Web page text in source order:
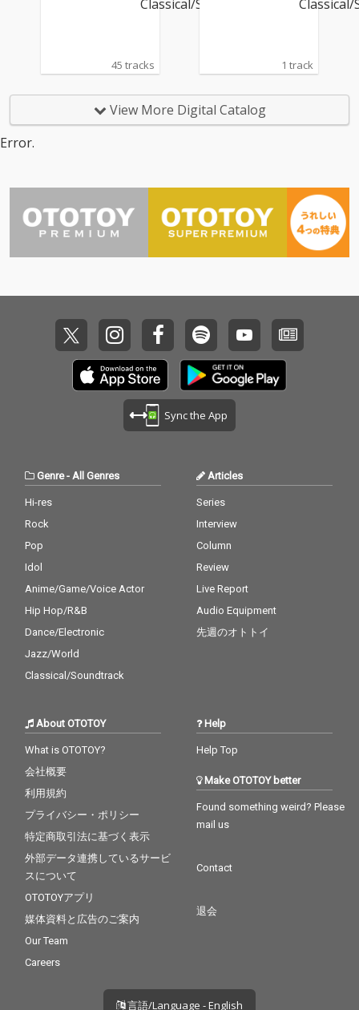
45 tracks 1 track
View More Digital Catalog
Error.
Sync the App
Genre- All Genres
Hi-res
Rock
Pop
Idol
Anime/Game/Voice Actor
Hip Hop/R&B
Dance/Electronic
Jazz/World
Classical/Soundtrack
Articles
Series
Interview
Column
Review
Live Report
Audio Equipment
先週のオトトイ
About OTOTOY
What is OTOTOY?
会社概要
利用規約
プライバシー・ポリシー
特定商取引法に基づく表示
外部データ連携しているサービ
スについて
OTOTOYアプリ
媒体資料と広告のご案内
Our Team
Careers
Help
Help Top
Make OTOTOY better
Found something weird? Please
mail us
Contact
退会
言語/Language - English